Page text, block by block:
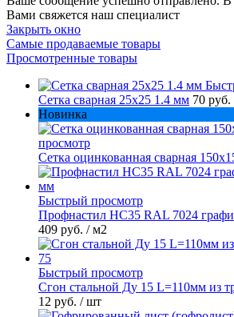
Вами свяжется наш специалист
Закрыть окно
Самые продаваемые товары
Просмотренные товары
Сетка сварная 25х25 1.4 мм 70 руб.
Новинка
просмотр
Сетка оцинкованная сварная
Быстрый просмотр
Профнастил НС35 RAL 7024
409 руб. / м2
Быстрый просмотр
Сгон стальной Ду 15 L=110мм из
12 руб. / шт